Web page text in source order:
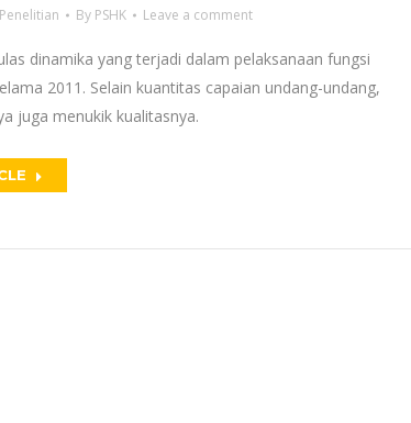
Penelitian By PSHK Leave a comment
dinamika yang terjadi dalam pelaksanaan fungsi
2011. Selain kuantitas capaian undang-undang,
juga menukik kualitasnya.